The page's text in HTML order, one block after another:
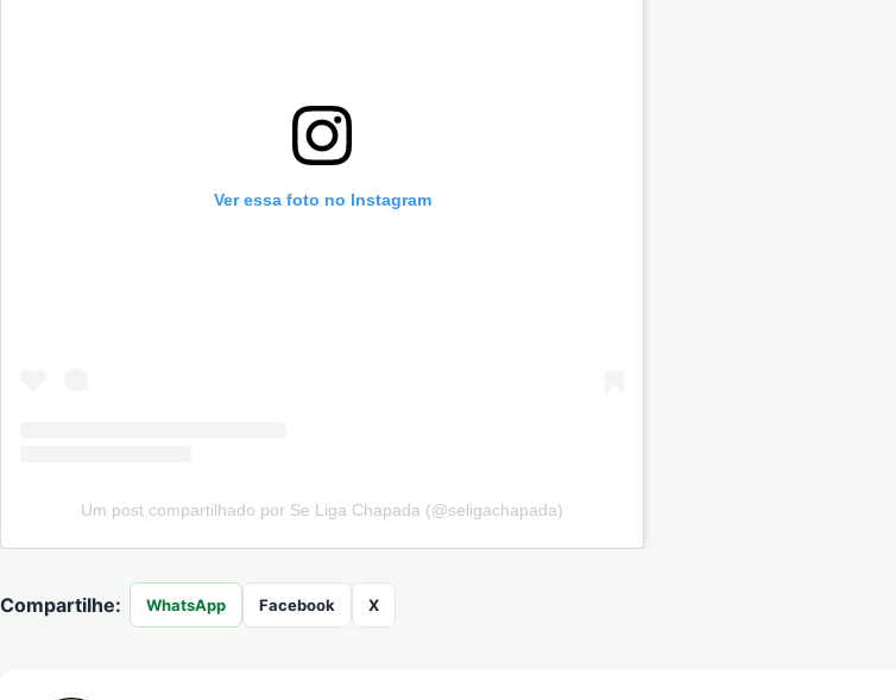
Ver essa foto no Instagram
Um post compartilhado por Se Liga Chapada (@seligachapada)
Compartilhe: WhatsApp Facebook X